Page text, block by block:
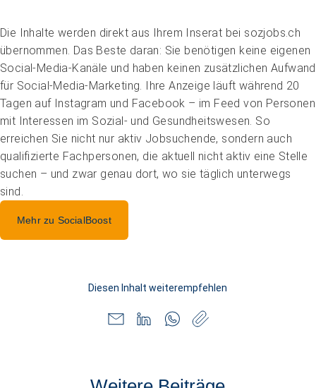
Die Inhalte werden direkt aus Ihrem Inserat bei sozjobs.ch
übernommen. Das Beste daran: Sie benötigen keine eigenen
Social-Media-Kanäle und haben keinen zusätzlichen Aufwand
für Social-Media-Marketing. Ihre Anzeige läuft während 20
Tagen auf Instagram und Facebook – im Feed von Personen
mit Interessen im Sozial- und Gesundheitswesen. So
erreichen Sie nicht nur aktiv Jobsuchende, sondern auch
qualifizierte Fachpersonen, die aktuell nicht aktiv eine Stelle
suchen – und zwar genau dort, wo sie täglich unterwegs
sind.
Mehr zu SocialBoost
Diesen Inhalt weiterempfehlen